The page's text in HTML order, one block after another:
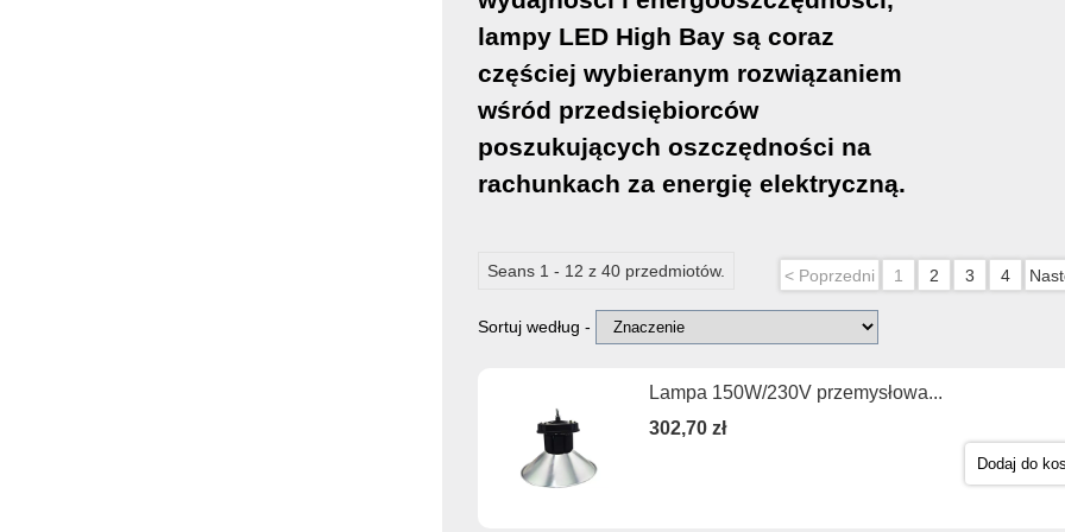
lampy LED High Bay są coraz
częściej wybieranym rozwiązaniem
wśród przedsiębiorców
poszukujących oszczędności na
rachunkach za energię elektryczną.
Seans 1 - 12 z 40 przedmiotów. < Poprzedni 1 2 3 4
Sortuj według -
Lampa 150W/230V przemysłowa...
302,70 zł
Dodaj do